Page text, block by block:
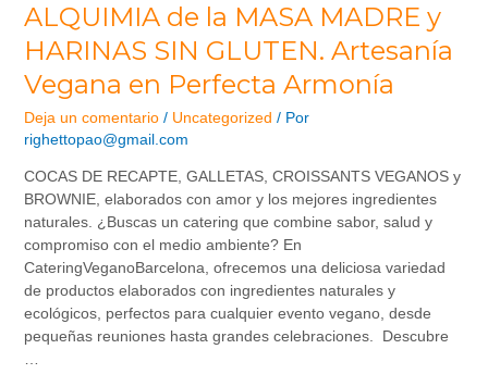
ALQUIMIA de la MASA MADRE y
HARINAS SIN GLUTEN. Artesanía
Vegana en Perfecta Armonía
Deja un comentario / Uncategorized / Por
righettopao@gmail.com
COCAS DE RECAPTE, GALLETAS, CROISSANTS VEGANOS y
BROWNIE, elaborados con amor y los mejores ingredientes
naturales. ¿Buscas un catering que combine sabor, salud y
compromiso con el medio ambiente? En
CateringVeganoBarcelona, ofrecemos una deliciosa variedad
de productos elaborados con ingredientes naturales y
ecológicos, perfectos para cualquier evento vegano, desde
pequeñas reuniones hasta grandes celebraciones. Descubre